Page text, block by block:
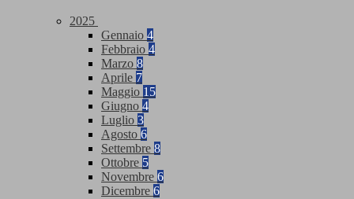
2025
Gennaio 4
Febbraio 4
Marzo 8
Aprile 7
Maggio 15
Giugno 4
Luglio 3
Agosto 6
Settembre 8
Ottobre 5
Novembre 6
Dicembre 6